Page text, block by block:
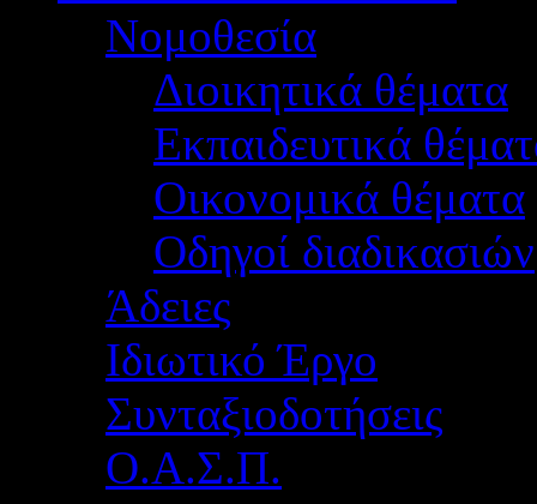
Νομοθεσία
Διοικητικά θέματα
Εκπαιδευτικά
Οικονομικά θέματα
Οδηγοί διαδικασιών
Άδειες
Ιδιωτικό Έργο
Συνταξιοδοτήσεις
Ο.Α.Σ.Π.